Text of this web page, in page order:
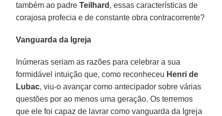
também ao padreTeilhard , essas características de
corajosa profecia e de constante obra contracorrente?
Vanguarda da Igreja
Inúmeras seriam as razões para celebrar a sua
formidável intuição que, como reconheceu Henri de
Lubac, viu-o avançar como antecipador sobre várias
questões por ao menos uma geração. Os terremos
que ele foi capaz de lavrar como vanguarda da Igreja